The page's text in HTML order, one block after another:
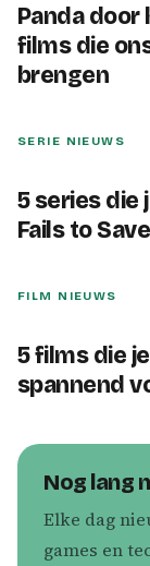
Panda
films die
brengen
SERIE NIEUWS
5 series die
Fails to
FILM NIEUWS
5 films die
spannend
Nog lang
Elke dag
games en